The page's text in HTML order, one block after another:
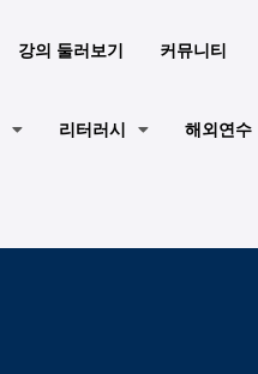
강의 둘러보기 커뮤니티
리터러시 해외연수